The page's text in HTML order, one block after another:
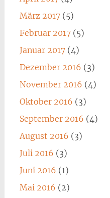
März 2017(5)
Februar 2017(5)
Januar 2017(4)
Dezember 2016 (3)
November 2016 (4)
Oktober 2016 (3)
September 2016 (4)
August 2016 (3)
Juli 2016 (3)
Juni 2016 (1)
Mai 2016 (2)